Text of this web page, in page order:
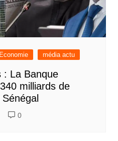
Economie média actu
: La Banque
milliards de
0